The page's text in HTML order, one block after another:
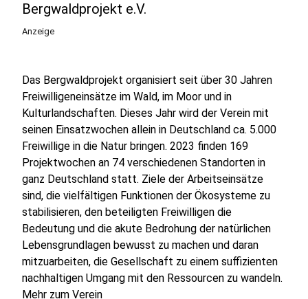
Bergwaldprojekt e.V.
Anzeige
Das Bergwaldprojekt organisiert seit über 30 Jahren
Freiwilligeneinsätze im Wald, im Moor und in
Kulturlandschaften. Dieses Jahr wird der Verein mit
seinen Einsatzwochen allein in Deutschland ca. 5.000
Freiwillige in die Natur bringen. 2023 finden 169
Projektwochen an 74 verschiedenen Standorten in
ganz Deutschland statt. Ziele der Arbeitseinsätze
sind, die vielfältigen Funktionen der Ökosysteme zu
stabilisieren, den beteiligten Freiwilligen die
Bedeutung und die akute Bedrohung der natürlichen
Lebensgrundlagen bewusst zu machen und daran
mitzuarbeiten, die Gesellschaft zu einem suffizienten
nachhaltigen Umgang mit den Ressourcen zu wandeln.
Mehr zum Verein